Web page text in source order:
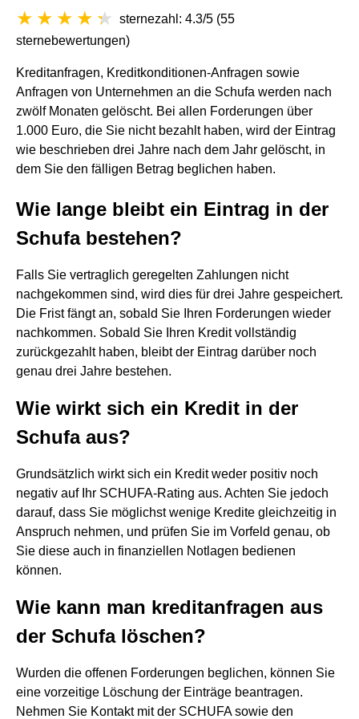
sternezahl: 4.3/5 (55
sternebewertungen)
Kreditanfragen, Kreditkonditionen-Anfragen sowie
Anfragen von Unternehmen an die Schufa werden nach
zwölf Monaten gelöscht. Bei allen Forderungen über
1.000 Euro, die Sie nicht bezahlt haben, wird der Eintrag
wie beschrieben drei Jahre nach dem Jahr gelöscht, in
dem Sie den fälligen Betrag beglichen haben.
Wie lange bleibt ein Eintrag in der
Schufa bestehen?
Falls Sie vertraglich geregelten Zahlungen nicht
nachgekommen sind, wird dies für drei Jahre gespeichert.
Die Frist fängt an, sobald Sie Ihren Forderungen wieder
nachkommen. Sobald Sie Ihren Kredit vollständig
zurückgezahlt haben, bleibt der Eintrag darüber noch
genau drei Jahre bestehen.
Wie wirkt sich ein Kredit in der
Schufa aus?
Grundsätzlich wirkt sich ein Kredit weder positiv noch
negativ auf Ihr SCHUFA-Rating aus. Achten Sie jedoch
darauf, dass Sie möglichst wenige Kredite gleichzeitig in
Anspruch nehmen, und prüfen Sie im Vorfeld genau, ob
Sie diese auch in finanziellen Notlagen bedienen
können.
Wie kann man kreditanfragen aus
der Schufa löschen?
Wurden die offenen Forderungen beglichen, können Sie
eine vorzeitige Löschung der Einträge beantragen.
Nehmen Sie Kontakt mit der SCHUFA sowie den